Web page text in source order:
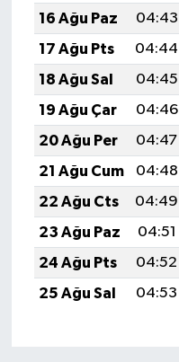
16 Ağu Paz
04:43
17 Ağu Pts
04:44
18 Ağu Sal
04:45
19 Ağu Çar
04:46
20 Ağu Per
04:47
21 Ağu Cum
04:48
22 Ağu Cts
04:49
23 Ağu Paz
04:51
24 Ağu Pts
04:52
25 Ağu Sal
04:53